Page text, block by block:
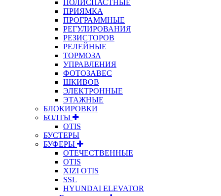
ПОЛИСПАСТНЫЕ
ПРИЯМКА
ПРОГРАММНЫЕ
РЕГУЛИРОВАНИЯ
РЕЗИСТОРОВ
РЕЛЕЙНЫЕ
ТОРМОЗА
УПРАВЛЕНИЯ
ФОТОЗАВЕС
ШКИВОВ
ЭЛЕКТРОННЫЕ
ЭТАЖНЫЕ
БЛОКИРОВКИ
БОЛТЫ
OTIS
БУСТЕРЫ
БУФЕРЫ
ОТЕЧЕСТВЕННЫЕ
OTIS
XIZI OTIS
SSL
HYUNDAI ELEVATOR